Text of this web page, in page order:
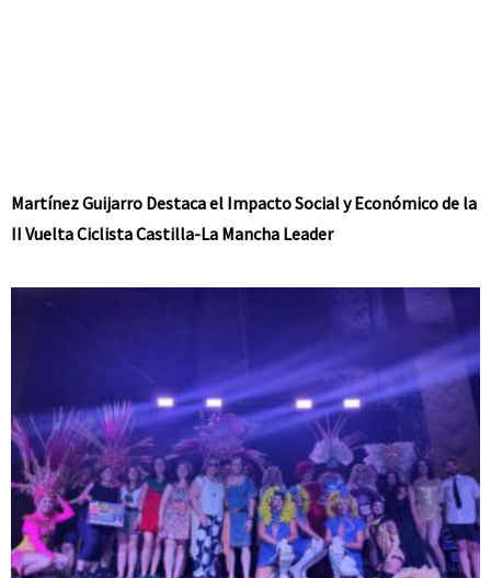
Martínez Guijarro Destaca el Impacto Social y Económico de la
II Vuelta Ciclista Castilla-La Mancha Leader